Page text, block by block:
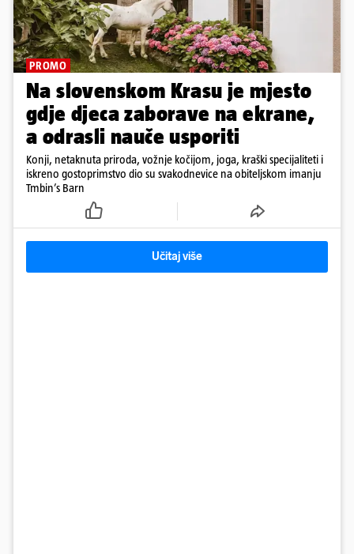
PROMO
Na slovenskom Krasu je mjesto
gdje djeca zaborave na ekrane,
a odrasli nauče usporiti
Konji, netaknuta priroda, vožnje kočijom, joga, kraški specijaliteti i
iskreno gostoprimstvo dio su svakodnevice na obiteljskom imanju
Tmbin’s Barn
Učitaj više